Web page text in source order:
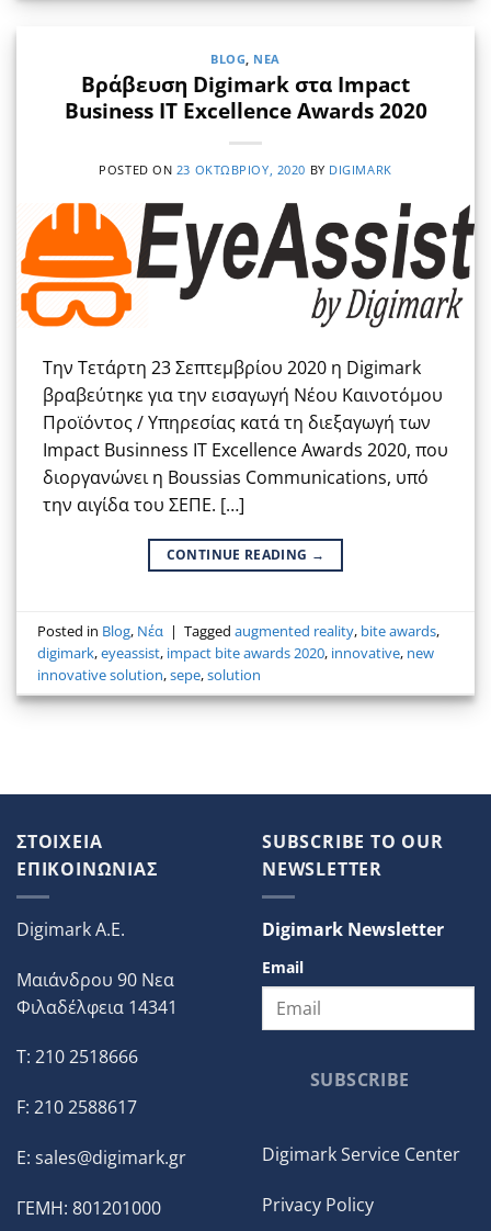
BLOG ΝΈΑ
Βράβευση Digimark στα Impact
Business IT Excellence Awards 2020
POSTED ON 23 ΟΚΤΩΒΡΊΟΥ, 2020 BY DIGIMARK
Την Τετάρτη 23 Σεπτεμβρίου 2020 η Digimark
βραβεύτηκε για την εισαγωγή Νέου Καινοτόμου
Προϊόντος / Υπηρεσίας κατά τη διεξαγωγή των
Impact Businness IT Excellence Awards 2020, που
διοργανώνει η Boussias Communications, υπό
την αιγίδα του ΣΕΠΕ. […]
CONTINUE READING →
Posted in Blog, Νέα | Taggedaugmented reality, bite awards,
digimark,eyeassist, impact bite awards 2020, innovative, new
innovative solution,sepe,solution
ΣΤΟΙΧΕΙΑ
ΕΠΙΚΟΙΝΩΝΙΑΣ
Digimark A.E.
Μαιάνδρου 90 Νεα
Φιλαδέλφεια 14341
T: 210 2518666
F: 210 2588617
E: sales@digimark.gr
ΓΕΜΗ: 801201000
SUBSCRIBE TO OUR
NEWSLETTER
Digimark Newsletter
Email
SUBSCRIBE
Digimark Service Center
Privacy Policy